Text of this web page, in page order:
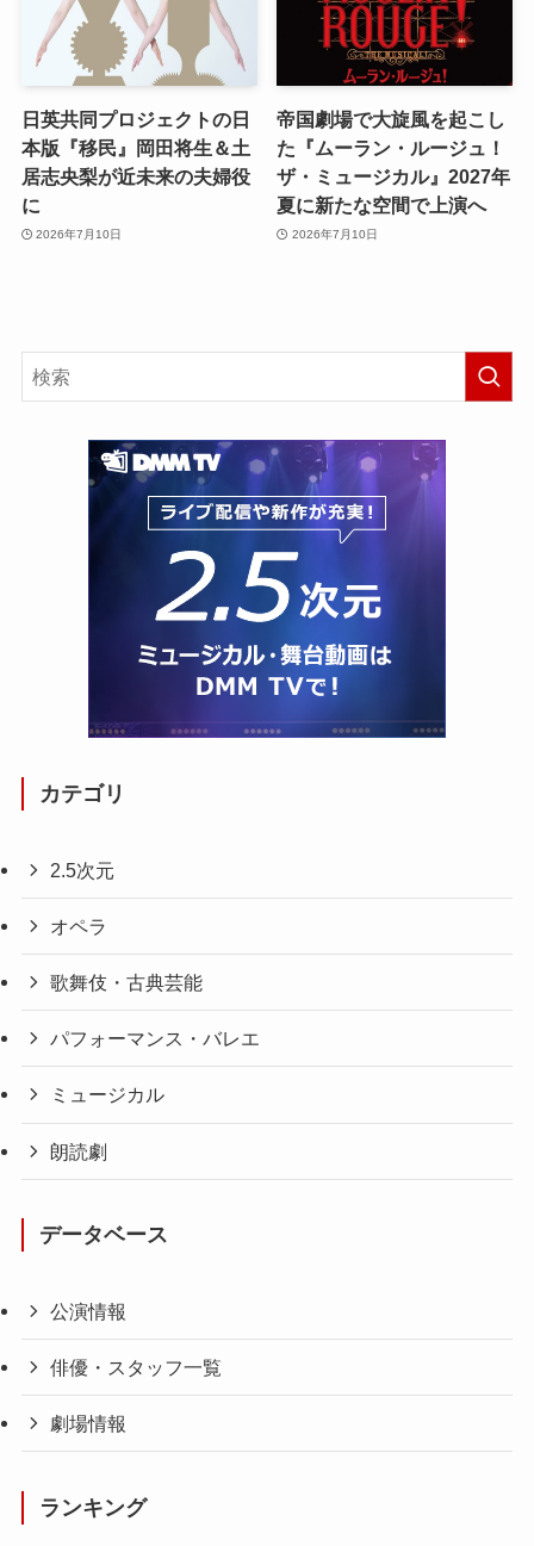
日英共同プロジェクトの日
本版『移民』岡田将生＆土
居志央梨が近未来の夫婦役
に
2026年7月10日
帝国劇場で大旋風を起こし
た『ムーラン・ルージュ！
ザ・ミュージカル』2027年
夏に新たな空間で上演へ
2026年7月10日
カテゴリ
2.5次元
オペラ
歌舞伎・古典芸能
パフォーマンス・バレエ
ミュージカル
朗読劇
データベース
公演情報
俳優・スタッフ一覧
劇場情報
ランキング